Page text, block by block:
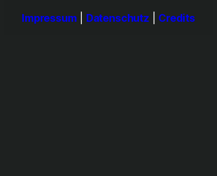
Impressum Datenschutz Credits